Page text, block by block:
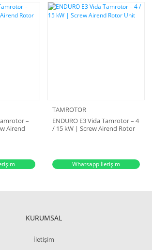
–
Airend
TAMROTOR
ENDURO E3 Vida Tamrotor – 4
/ 15 kW | Screw Airend Rotor
Whatsapp İletişim
KURUMSAL
İletişim